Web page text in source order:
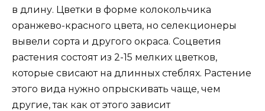
в длину. Цветки в форме колокольчика
оранжево-красного цвета, но селекционеры
вывели сорта и другого окраса. Соцветия
растения состоят из 2-15 мелких цветков,
которые свисают на длинных стеблях. Растение
этого вида нужно опрыскивать чаще, чем
другие, так как от этого зависит